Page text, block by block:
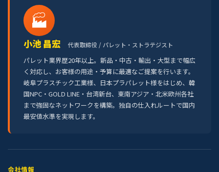
🏭
小池 昌宏 代表取締役 / パレット・ストラテジスト
パレット業界歴20年以上。新品・中古・輸出・大型まで幅広
く対応し、お客様の用途・予算に最適なご提案を行います。
岐阜プラスチック工業様、日本プラパレット様をはじめ、韓
国NPC・GOLD LINE・台湾新台、東南アジア・北米欧州各社
まで強固なネットワークを構築。独自の仕入れルートで国内
最安値水準を実現します。
会社情報